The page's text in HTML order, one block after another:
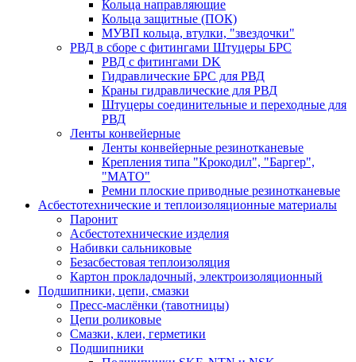
Кольца направляющие
Кольца защитные (ПОК)
МУВП кольца, втулки, "звездочки"
РВД в сборе с фитингами Штуцеры БРС
РВД с фитингами DK
Гидравлические БРС для РВД
Краны гидравлические для РВД
Штуцеры соединительные и переходные для
РВД
Ленты конвейерные
Ленты конвейерные резинотканевые
Крепления типа "Крокодил", "Баргер",
"МАТО"
Ремни плоские приводные резинотканевые
Асбестотехнические и теплоизоляционные материалы
Паронит
Асбестотехнические изделия
Набивки сальниковые
Безасбестовая теплоизоляция
Картон прокладочный, электроизоляционный
Подшипники, цепи, смазки
Пресс-маслёнки (тавотницы)
Цепи роликовые
Смазки, клеи, герметики
Подшипники